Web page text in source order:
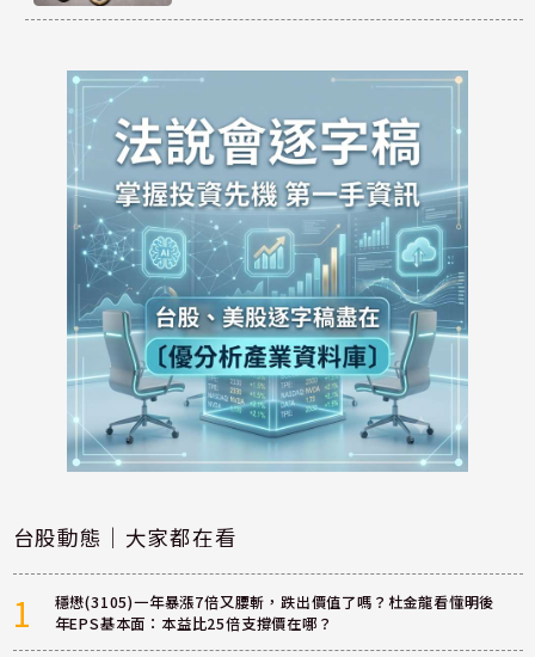
台股動態｜大家都在看
1
穩懋(3105)一年暴漲7倍又腰斬，跌出價值了嗎？杜金龍看懂明後
年EPS基本面：本益比25倍支撐價在哪？